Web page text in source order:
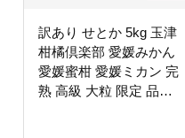
訳あり せとか 5kg 玉津
柑橘倶楽部 愛媛みかん
愛媛蜜柑 愛媛ミカン 完
熟 高級 大粒 限定 品種